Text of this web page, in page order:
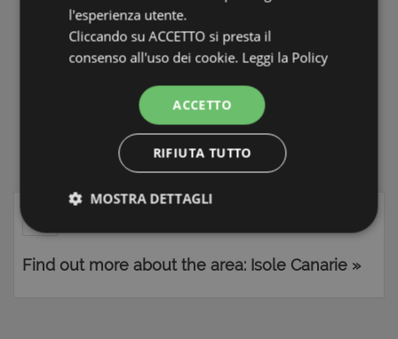
ISCRIVITI ALLA NEWSLETTER
PROPERTIES FOR SALE ISOLE
CANARIE
LA TUA CASA IN SARDEGNA
Vendita Case, Appartamenti, Casali e Rustici
Find out more about the area: Isole Canarie »
l'esperienza utente.
Cliccando su ACCETTO si presta il
consenso all'uso dei cookie. Leggi la Policy
ACCETTO
RIFIUTA TUTTO
MOSTRA DETTAGLI
Strettamente necessari e Statistiche